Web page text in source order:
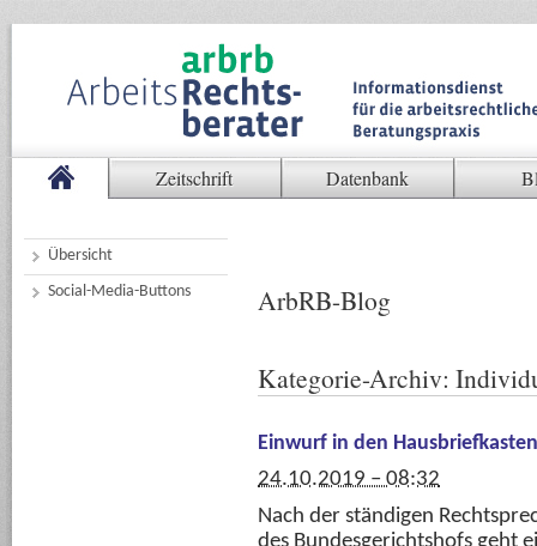
Zeitschrift Datenbank
Übersicht
Social-Media-Buttons
ArbRB-Blog
Kategorie-Archiv:
Einwurf in den
24.10.2019 – 08:32
Nach der ständigen